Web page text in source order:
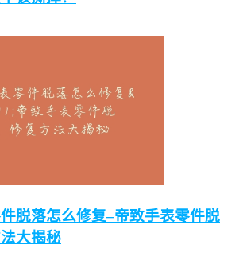
脱落怎么修复–帝致手表零件脱
大揭秘